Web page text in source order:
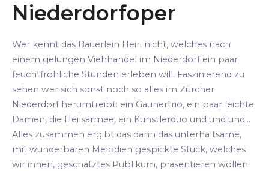
Niederdorfoper
Wer kennt das Bäuerlein Heiri nicht, welches nach
einem gelungen Viehhandel im Niederdorf ein paar
feuchtfröhliche Stunden erleben will. Faszinierend zu
sehen wer sich sonst noch so alles im Zürcher
Niederdorf herumtreibt: ein Gaunertrio, ein paar leichte
Damen, die Heilsarmee, ein Künstlerduo und und und...
Alles zusammen ergibt das dann das unterhaltsame,
mit wunderbaren Melodien gespickte Stück, welches
wir ihnen, geschätztes Publikum, präsentieren wollen.